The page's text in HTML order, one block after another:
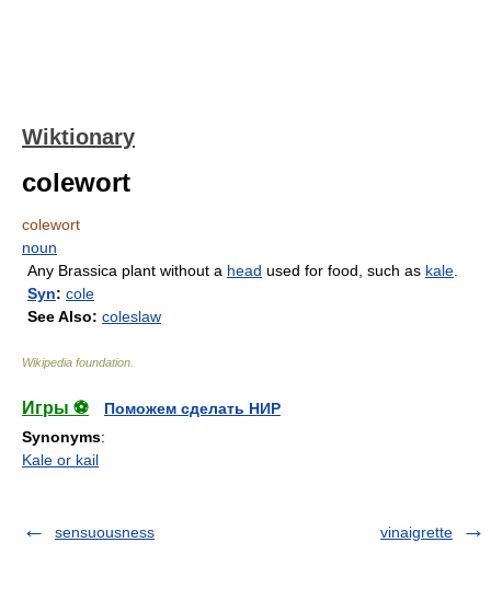
Wiktionary
colewort
colewort
noun
Any Brassica plant without a head used for food, such as kale
Syn: cole
See Also: coleslaw
Wikipedia foundation
Игры ⚽
Поможем сделать НИР
Synonyms:
Kale or kail
sensuousness vinaigrette